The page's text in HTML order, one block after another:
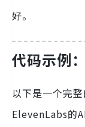
好。
代码示例
以下是一个完整
ElevenLabs的